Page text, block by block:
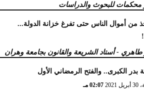
محكمات للبحوث والدراسات
من أموال الناس حتى تفرغ خزانة الدولة...
طاهري - أستاد الشريعة والقانون بجامعة وهران
بدر الكبرى.. والفتح الرمضاني الأول
02:07 مـ